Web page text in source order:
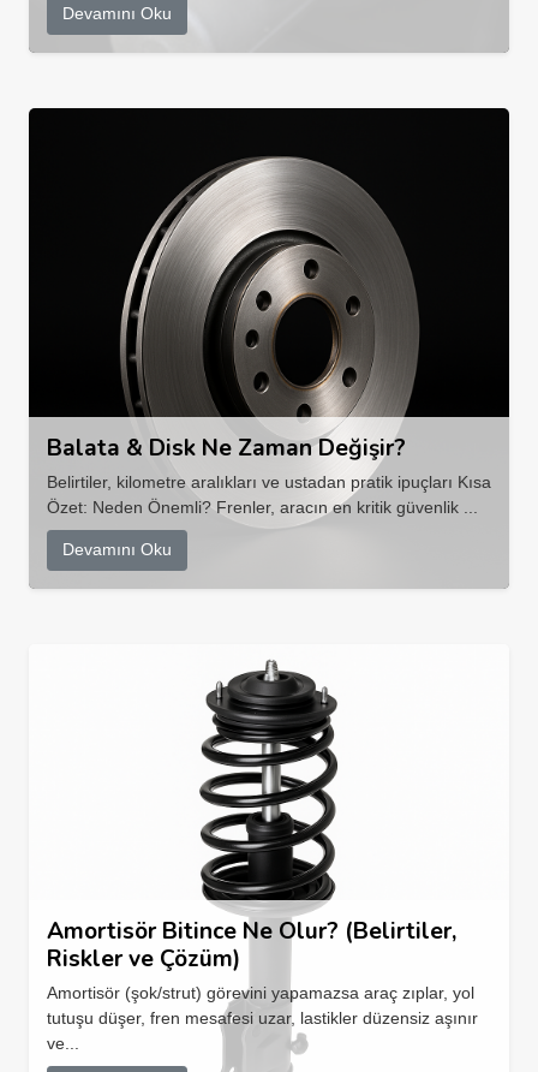
Devamını Oku
Balata & Disk Ne Zaman Değişir?
Belirtiler, kilometre aralıkları ve ustadan pratik ipuçları Kısa
Özet: Neden Önemli? Frenler, aracın en kritik güvenlik ...
Devamını Oku
Amortisör Bitince Ne Olur? (Belirtiler,
Riskler ve Çözüm)
Amortisör (şok/strut) görevini yapamazsa araç zıplar, yol
tutuşu düşer, fren mesafesi uzar, lastikler düzensiz aşınır
ve...